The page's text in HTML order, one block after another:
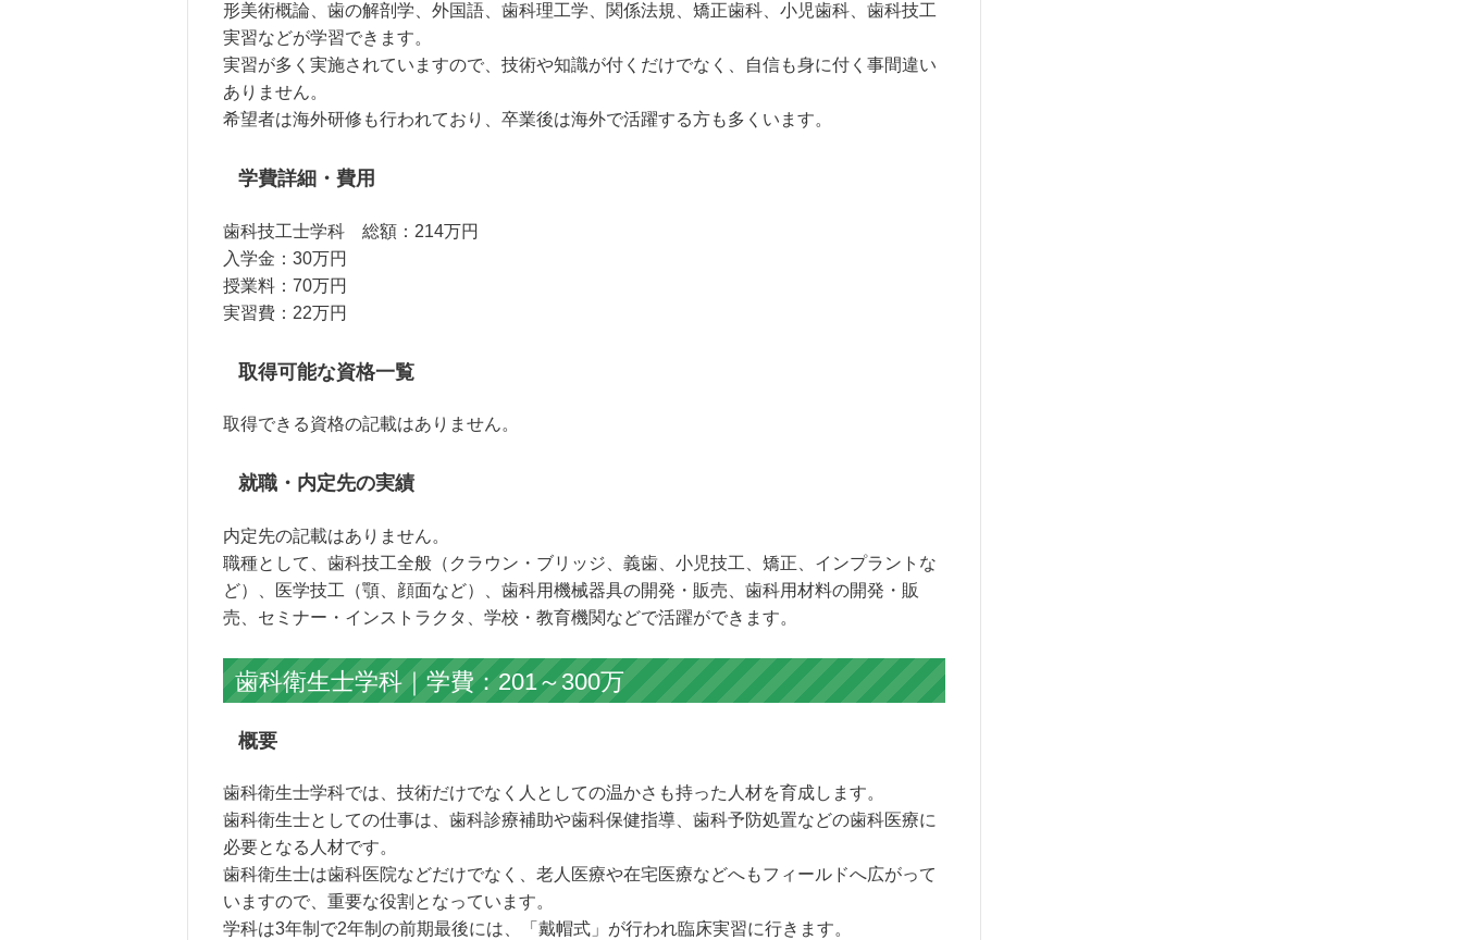
形美術概論、歯の解剖学、外国語、歯科理工学、関係法規、矯正歯科、小児歯科、歯科技工
実習などが学習できます。
実習が多く実施されていますので、技術や知識が付くだけでなく、自信も身に付く事間違い
ありません。
希望者は海外研修も行われており、卒業後は海外で活躍する方も多くいます。
学費詳細・費用
歯科技工士学科 総額：214万円
入学金：30万円
授業料：70万円
実習費：22万円
取得可能な資格一覧
取得できる資格の記載はありません。
就職・内定先の実績
内定先の記載はありません。
職種として、歯科技工全般（クラウン・ブリッジ、義歯、小児技工、矯正、インプラントな
ど）、医学技工（顎、顔面など）、歯科用機械器具の開発・販売、歯科用材料の開発・販
売、セミナー・インストラクタ、学校・教育機関などで活躍ができます。
歯科衛生士学科｜学費：201～300万
概要
歯科衛生士学科では、技術だけでなく人としての温かさも持った人材を育成します。
歯科衛生士としての仕事は、歯科診療補助や歯科保健指導、歯科予防処置などの歯科医療に
必要となる人材です。
歯科衛生士は歯科医院などだけでなく、老人医療や在宅医療などへもフィールドへ広がって
いますので、重要な役割となっています。
学科は3年制で2年制の前期最後には、「戴帽式」が行われ臨床実習に行きます。